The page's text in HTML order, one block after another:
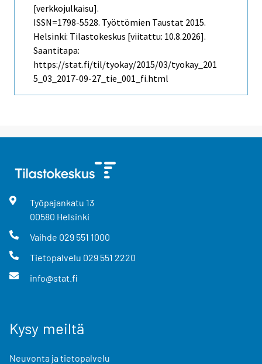
[verkkojulkaisu].
ISSN=1798-5528. Työttömien Taustat 2015.
Helsinki: Tilastokeskus [viitattu: 10.8.2026].
Saantitapa:
https://stat.fi/til/tyokay/2015/03/tyokay_201
5_03_2017-09-27_tie_001_fi.html
Työpajankatu 13
00580 Helsinki
Vaihde 029 551 1000
Tietopalvelu 029 551 2220
info@stat.fi
Kysy meiltä
Neuvonta ja tietopalvelu